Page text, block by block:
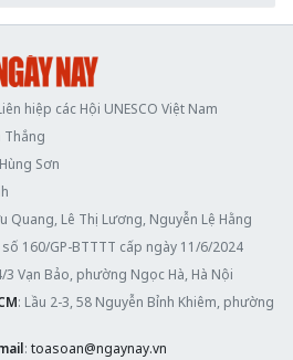
hiệp các Hội UNESCO Việt Nam
Thắng
Sơn
Quang, Lê Thị Lương, Nguyễn Lệ Hằng
160/GP-BTTTT cấp ngày 11/6/2024
3 Vạn Bảo, phường Ngọc Hà, Hà Nội
: Lầu 2-3, 58 Nguyễn Bỉnh Khiêm, phường
: toasoan@ngaynay.vn